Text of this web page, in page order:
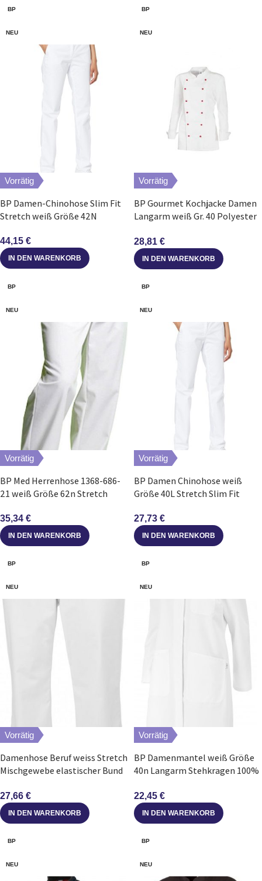
BP
NEU
Vorrätig
BP Damen-Chinohose Slim Fit
Stretch weiß Größe 42N
44,15 €
IN DEN WARENKORB
BP
NEU
Vorrätig
BP Gourmet Kochjacke Damen
Langarm weiß Gr. 40 Polyester
28,81 €
IN DEN WARENKORB
BP
NEU
Vorrätig
BP Med Herrenhose 1368-686-
21 weiß Größe 62n Stretch
35,34 €
IN DEN WARENKORB
BP
NEU
Vorrätig
BP Damen Chinohose weiß
Größe 40L Stretch Slim Fit
27,73 €
IN DEN WARENKORB
BP
NEU
Vorrätig
Damenhose Beruf weiss Stretch
Mischgewebe elastischer Bund
27,66 €
IN DEN WARENKORB
BP
NEU
Vorrätig
BP Damenmantel weiß Größe
40n Langarm Stehkragen 100%
22,45 €
IN DEN WARENKORB
BP
NEU
BP
NEU